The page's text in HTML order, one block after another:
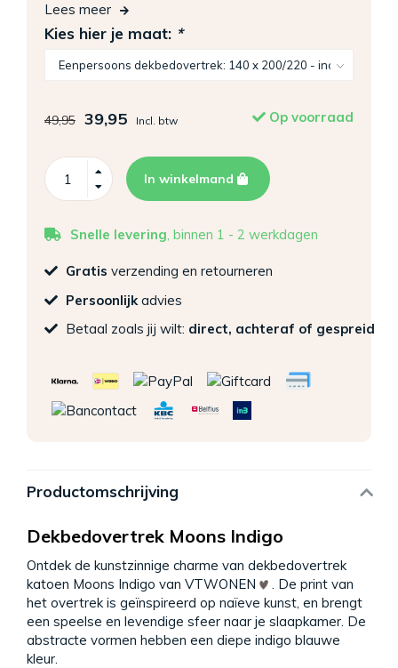
Lees meer
Kies hier je maat: *
49,95 39,95 Incl. btw Op voorraad
In winkelmand
Snelle levering, binnen 1 - 2 werkdagen
Gratis verzending en retourneren
Persoonlijk advies
Betaal zoals jij wilt: direct, achteraf of gespreid
Productomschrijving
Dekbedovertrek Moons Indigo
Ontdek de kunstzinnige charme van dekbedovertrek
katoen Moons Indigo van VTWONEN
. De print van
het overtrek is geïnspireerd op naïeve kunst, en brengt
een speelse en levendige sfeer naar je slaapkamer. De
abstracte vormen hebben een diepe indigo blauwe
kleur.